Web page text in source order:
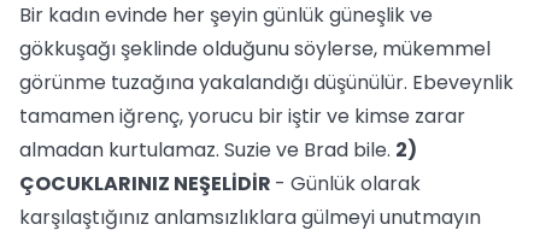
Bir kadın evinde her şeyin günlük güneşlik ve
gökkuşağı şeklinde olduğunu söylerse, mükemmel
görünme tuzağına yakalandığı düşünülür. Ebeveynlik
tamamen iğrenç, yorucu bir iştir ve kimse zarar
almadan kurtulamaz. Suzie ve Brad bile. 2)
ÇOCUKLARINIZ NEŞELİDİR - Günlük olarak
karşılaştığınız anlamsızlıklara gülmeyi unutmayın